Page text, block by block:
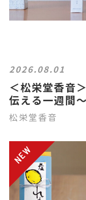
2026.08.01
＜松栄堂香音
伝える一週間〜
松栄堂香音